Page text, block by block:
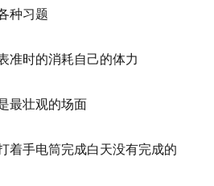
种习题
准时的消耗自己的体力
最壮观的场面
着手电筒完成白天没有完成的